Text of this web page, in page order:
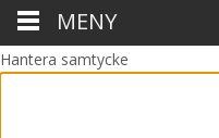
Hantera samtycke
MENY